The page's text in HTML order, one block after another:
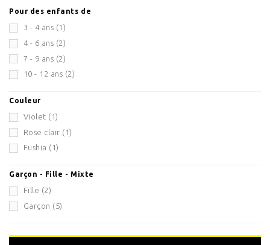
Pour des enfants de
3 - 4 ans (1)
4 - 6 ans (2)
7 - 9 ans (2)
10 - 12 ans (2)
Couleur
Violet (1)
Rose clair (1)
Fushia (1)
Garçon - Fille - Mixte
Fille (2)
Garçon (5)